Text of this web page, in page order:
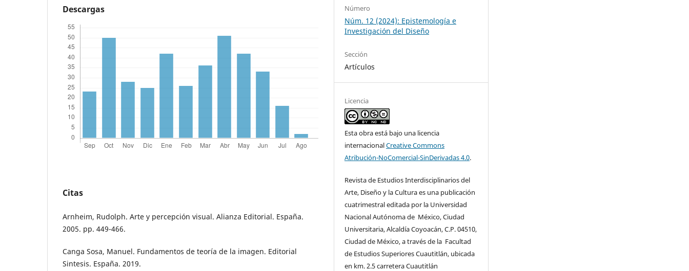
Descargas
Citas
Arnheim, Rudolph. Arte y percepción visual. Alianza Editorial. España.
2005. pp. 449-466.
Canga Sosa, Manuel. Fundamentos de teoría de la imagen. Editorial
Sintesis. España. 2019.
Número
Núm. 12 (2024): Epistemología e
Investigación del Diseño
Sección
Artículos
Licencia
Esta obra está bajo una licencia
internacionalCreative Commons
Atribución-NoComercial-SinDerivadas 4.0.
Revista de Estudios Interdisciplinarios del
Arte, Diseño y la Cultura es una publicación
cuatrimestral editada por la Universidad
Nacional Autónoma de México, Ciudad
Universitaria, Alcaldía Coyoacán, C.P. 04510,
Ciudad de México, a través de la Facultad
de Estudios Superiores Cuautitlán, ubicada
en km. 2.5 carretera Cuautitlán